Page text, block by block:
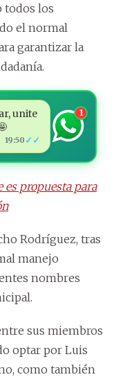
todos los
el normal
garantizar la
unite
19:50 ✓✓
1
propuesta para
Rodríguez, tras
manejo
nombres
sus miembros
optar por Luis
como también